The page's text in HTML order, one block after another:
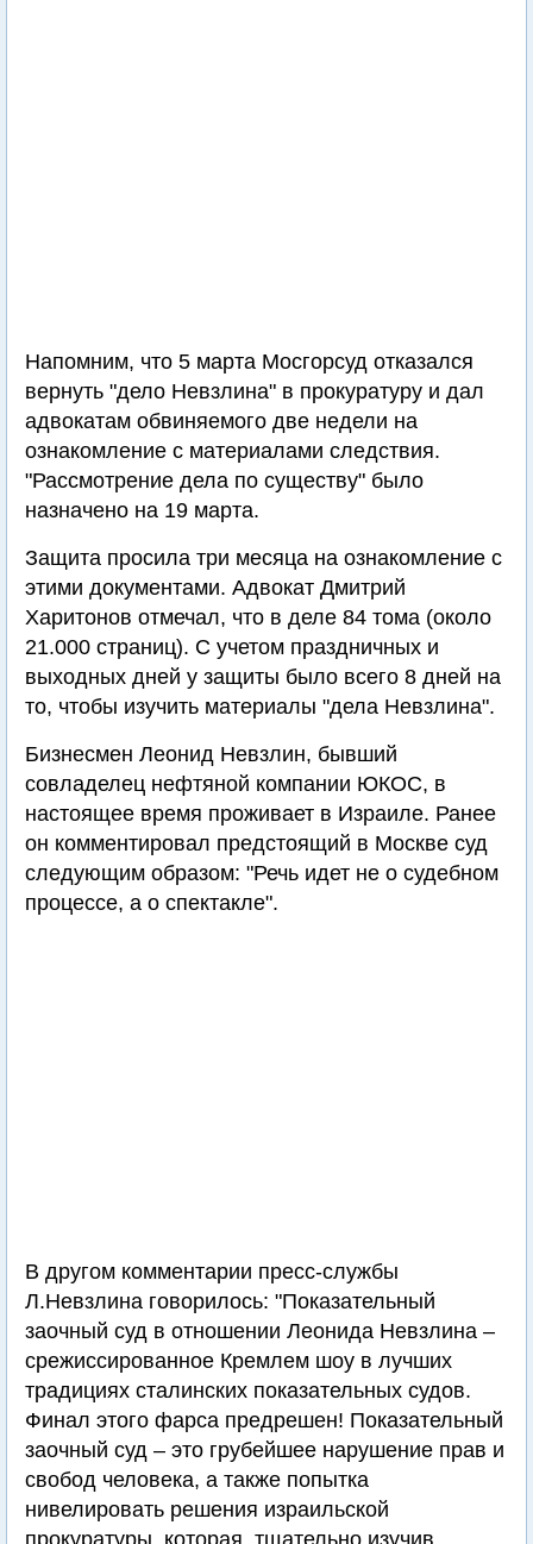
Напомним, что 5 марта Мосгорсуд отказался
вернуть "дело Невзлина" в прокуратуру и дал
адвокатам обвиняемого две недели на
ознакомление с материалами следствия.
"Рассмотрение дела по существу" было
назначено на 19 марта.
Защита просила три месяца на ознакомление с
этими документами. Адвокат Дмитрий
Харитонов отмечал, что в деле 84 тома (около
21.000 страниц). С учетом праздничных и
выходных дней у защиты было всего 8 дней на
то, чтобы изучить материалы "дела Невзлина".
Бизнесмен Леонид Невзлин, бывший
совладелец нефтяной компании ЮКОС, в
настоящее время проживает в Израиле. Ранее
он комментировал предстоящий в Москве суд
следующим образом: "Речь идет не о судебном
процессе, а о спектакле".
В другом комментарии пресс-службы
Л.Невзлина говорилось: "Показательный
заочный суд в отношении Леонида Невзлина –
срежиссированное Кремлем шоу в лучших
традициях сталинских показательных судов.
Финал этого фарса предрешен! Показательный
заочный суд – это грубейшее нарушение прав и
свобод человека, а также попытка
нивелировать решения израильской
прокуратуры, которая, тщательно изучив